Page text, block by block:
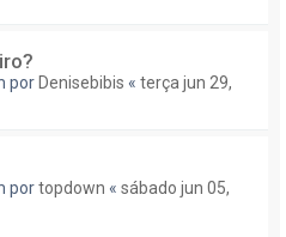
por Denisebibis « terça jun 29,
portopdown « sábado jun 05,